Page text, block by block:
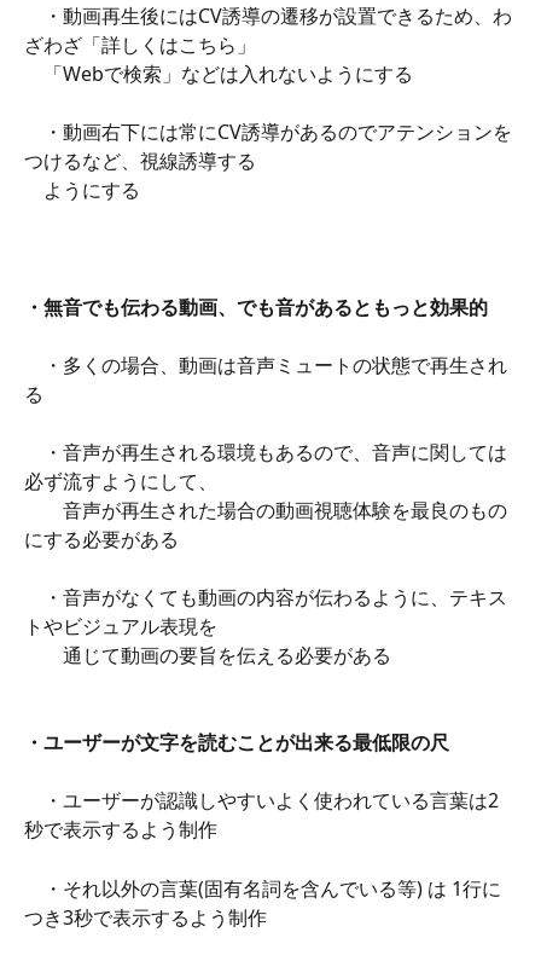
・動画再生後にはCV誘導の遷移が設置できるため、わ
ざわざ「詳しくはこちら」
「Webで検索」などは入れないようにする
・動画右下には常にCV誘導があるのでアテンションを
つけるなど、視線誘導する
ようにする
・無音でも伝わる動画、でも音があるともっと効果的
・多くの場合、動画は音声ミュートの状態で再生され
る
・音声が再生される環境もあるので、音声に関しては
必ず流すようにして、
音声が再生された場合の動画視聴体験を最良のもの
にする必要がある
・音声がなくても動画の内容が伝わるように、テキス
トやビジュアル表現を
通じて動画の要旨を伝える必要がある
・ユーザーが文字を読むことが出来る最低限の尺
・ユーザーが認識しやすいよく使われている言葉は2
秒で表示するよう制作
・それ以外の言葉(固有名詞を含んでいる等) は 1行に
つき3秒で表示するよう制作